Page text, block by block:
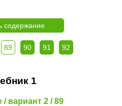
содержание
89 90 91 92
1
вариант 2 / 89